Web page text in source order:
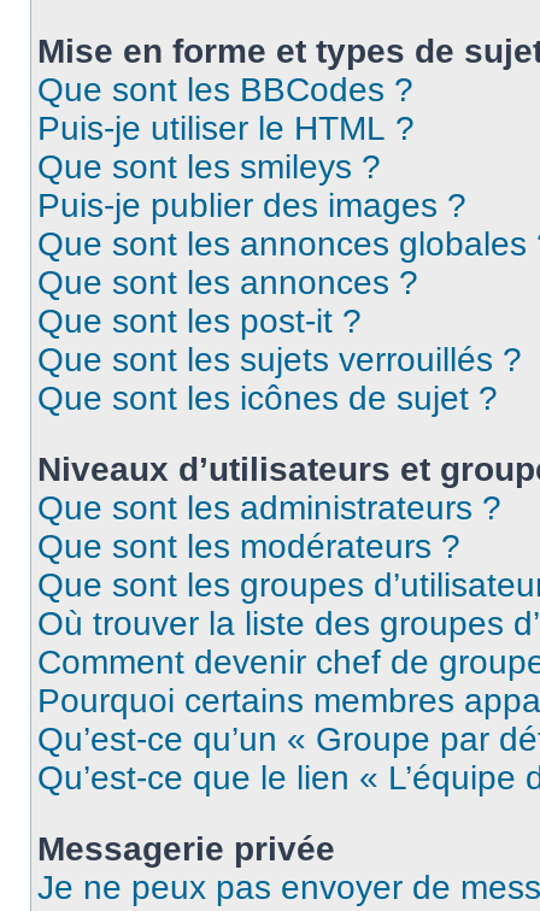
Mise en forme et types de
Que sont les BBCodes ?
Puis-je utiliser le HTML ?
Que sont les smileys ?
Puis-je publier des images ?
Que sont les annonces globales
Que sont les annonces ?
Que sont les post-it ?
Que sont les sujets verrouillés ?
Que sont les icônes de sujet ?
Niveaux d’utilisateurs et
Que sont les administrateurs ?
Que sont les modérateurs ?
Que sont les groupes
Où trouver la liste des groupes
Comment devenir chef de
Pourquoi certains membres
Qu’est-ce qu’un « Groupe par
Qu’est-ce que le lien « L’équipe
Messagerie privée
Je ne peux pas envoyer de